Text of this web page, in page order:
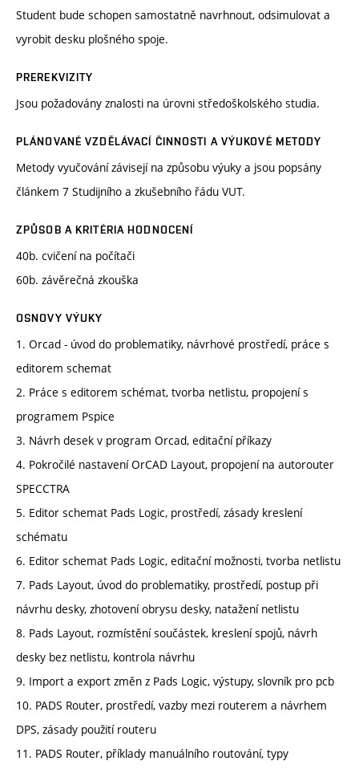
Student bude schopen samostatně navrhnout, odsimulovat a
vyrobit desku plošného spoje.
PREREKVIZITY
Jsou požadovány znalosti na úrovni středoškolského studia.
PLÁNOVANÉ VZDĚLÁVACÍ ČINNOSTI A VÝUKOVÉ METODY
Metody vyučování závisejí na způsobu výuky a jsou popsány
článkem 7 Studijního a zkušebního řádu VUT.
ZPŮSOB A KRITÉRIA HODNOCENÍ
40b. cvičení na počítači
60b. závěrečná zkouška
OSNOVY VÝUKY
1. Orcad - úvod do problematiky, návrhové prostředí, práce s
editorem schemat
2. Práce s editorem schémat, tvorba netlistu, propojení s
programem Pspice
3. Návrh desek v program Orcad, editační příkazy
4. Pokročilé nastavení OrCAD Layout, propojení na autorouter
SPECCTRA
5. Editor schemat Pads Logic, prostředí, zásady kreslení
schématu
6. Editor schemat Pads Logic, editační možnosti, tvorba netlistu
7. Pads Layout, úvod do problematiky, prostředí, postup při
návrhu desky, zhotovení obrysu desky, natažení netlistu
8. Pads Layout, rozmístění součástek, kreslení spojů, návrh
desky bez netlistu, kontrola návrhu
9. Import a export změn z Pads Logic, výstupy, slovník pro pcb
10. PADS Router, prostředí, vazby mezi routerem a návrhem
DPS, zásady použití routeru
11. PADS Router, příklady manuálního routování, typy